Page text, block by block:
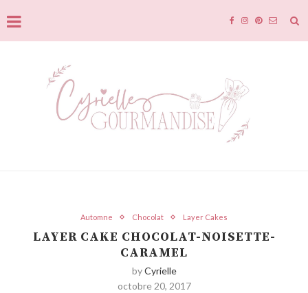
Automne Chocolat Layer Cakes
LAYER CAKE CHOCOLAT-NOISETTE-
CARAMEL
byCyrielle
octobre 20, 2017